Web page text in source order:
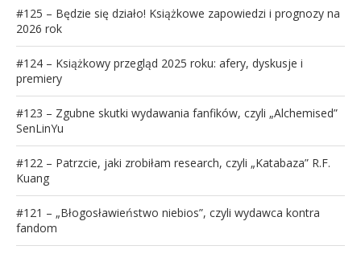
#125 – Będzie się działo! Książkowe zapowiedzi i prognozy na
2026 rok
#124 – Książkowy przegląd 2025 roku: afery, dyskusje i
premiery
#123 – Zgubne skutki wydawania fanfików, czyli „Alchemised”
SenLinYu
#122 – Patrzcie, jaki zrobiłam research, czyli „Katabaza” R.F.
Kuang
#121 – „Błogosławieństwo niebios”, czyli wydawca kontra
fandom